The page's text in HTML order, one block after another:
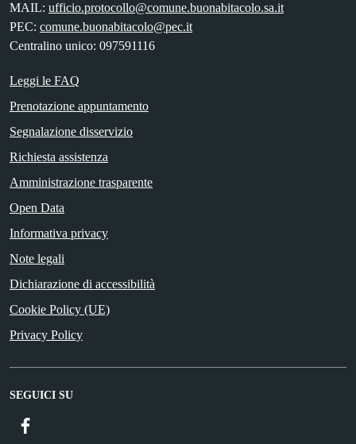
MAIL: ufficio.protocollo@comune.buonabitacolo.sa.it
PEC: comune.buonabitacolo@pec.it
Centralino unico: 097591116
Leggi le FAQ
Prenotazione appuntamento
Segnalazione disservizio
Richiesta assistenza
Amministrazione trasparente
Open Data
Informativa privacy
Note legali
Dichiarazione di accessibilità
Cookie Policy (UE)
Privacy Policy
SEGUICI SU